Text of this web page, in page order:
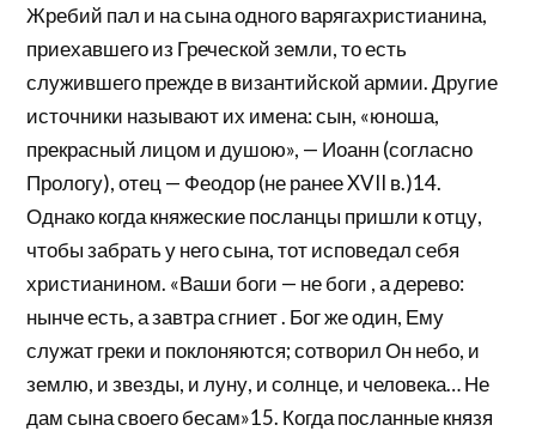
Жребий пал и на сына одного варягахристианина,
приехавшего из Греческой земли, то есть
служившего прежде в византийской армии. Другие
источники называют их имена: сын, «юноша,
прекрасный лицом и душою», — Иоанн (согласно
Прологу), отец — Феодор (не ранее XVII в.)14.
Однако когда княжеские посланцы пришли к отцу,
чтобы забрать у него сына, тот исповедал себя
христианином. «Ваши боги — не боги , а дерево:
нынче есть, а завтра сгниет . Бог же один, Ему
служат греки и поклоняются; сотворил Он небо, и
землю, и звезды, и луну, и солнце, и человека… Не
дам сына своего бесам»15. Когда посланные князя